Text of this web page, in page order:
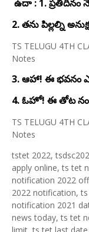
ఉదా : 1. ప్రతిదినం
2. తను పిల్లల్ని
TS TELUGU 4TH
Notes
3. ఆహా! ఈ భవనం
4. ఓహో! ఈ తోట
TS TELUGU 4TH
Notes
tstet 2022,
apply online, ts tet
notification 2022
2022 notification,
notification 2021
news today, ts tet